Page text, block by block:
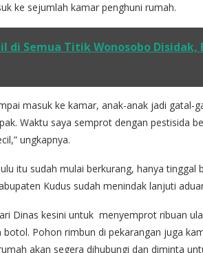
ke sejumlah kamar penghuni rumah.
di Semua Titik Wonosobo
masuk ke kamar, anak-anak jadi gatal-
Waktu saya semprot dengan pestisida
ungkapnya.
itu sudah mulai berkurang, hanya tinggal
Kudus sudah menindak lanjuti
Dinas kesini untuk menyemprot ribuan
Pohon rimbun di pekarangan juga
akan segera dihubungi dan diminta